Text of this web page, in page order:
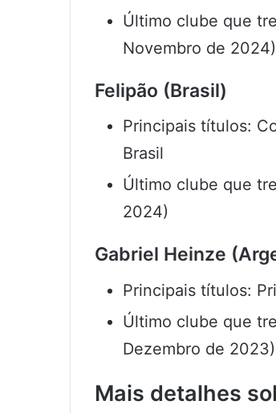
Último clube que
Novembro de 2024)
Felipão (Brasil)
Principais títulos:
Brasil
Último clube que
2024)
Gabriel Heinze
Principais títulos:
Último clube que
Dezembro de 2023)
Mais detalhes